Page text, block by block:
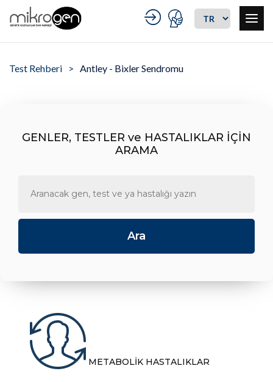
Test Rehberi Antley - Bixler Sendromu
GENLER, TESTLER ve HASTALIKLAR İÇİN
ARAMA
METABOLİK HASTALIKLAR